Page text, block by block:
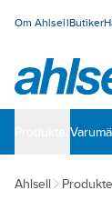
Om AhlsellButiker
Ahlsell